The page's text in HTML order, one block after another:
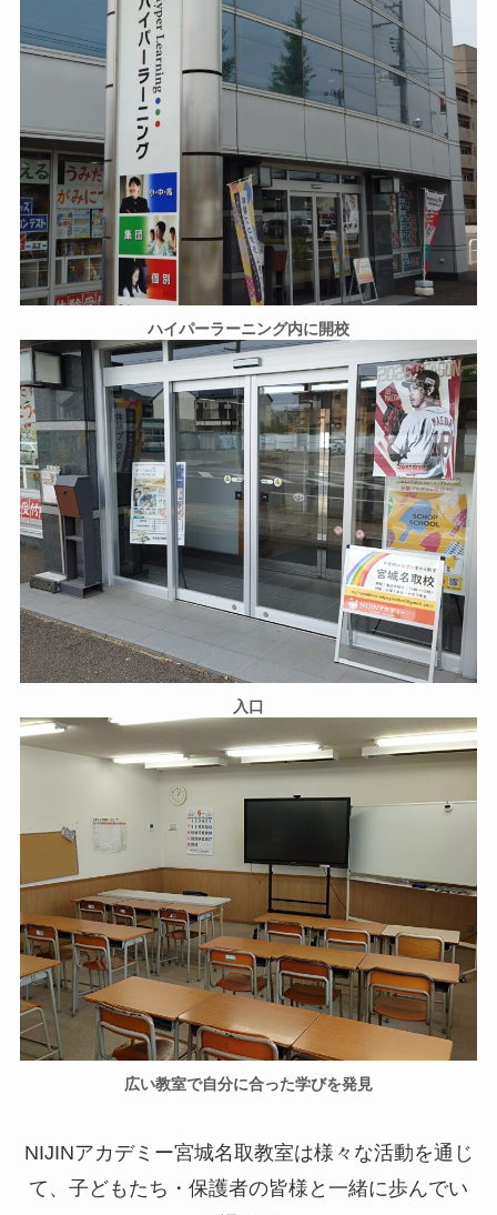
ハイパーラーニング内に開校
入口
広い教室で自分に合った学びを発見
NIJINアカデミー宮城名取教室は様々な活動を通じ
て、子どもたち・保護者の皆様と一緒に歩んでい